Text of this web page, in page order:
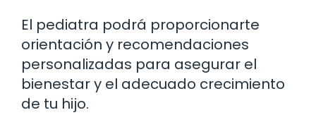
El pediatra podrá proporcionarte
orientación y recomendaciones
personalizadas para asegurar el
bienestar y el adecuado crecimiento
de tu hijo.